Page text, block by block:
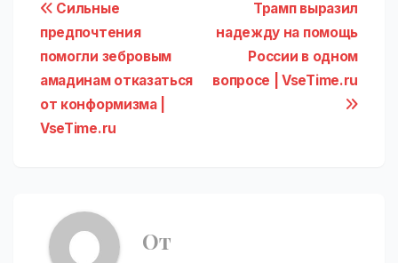
Навигация
по
записям
Трамп выразил
надежду на помощь
России в одном
вопросе | VseTime.ru
Сильные
предпочтения
помогли зебровым
амадинам отказаться
от конформизма |
VseTime.ru
От